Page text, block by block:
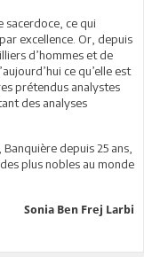
ce qui
excellence. Or, depuis
d’hommes et de
ce qu’elle est
prétendus analystes
des analyses
depuis 25 ans,
plus nobles au monde
Sonia Ben Frej Larbi